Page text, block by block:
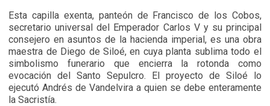
Esta capilla exenta, panteón de Francisco de los Cobos,
secretario universal del Emperador Carlos V y su principal
consejero en asuntos de la hacienda imperial, es una obra
maestra de Diego de Siloé, en cuya planta sublima todo el
simbolismo funerario que encierra la rotonda como
evocación del Santo Sepulcro. El proyecto de Siloé lo
ejecutó Andrés de Vandelvira a quien se debe enteramente
la Sacristía.